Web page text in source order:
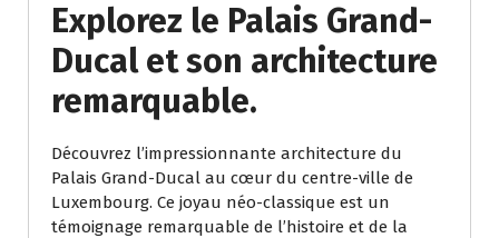
Explorez le Palais Grand-
Ducal et son architecture
remarquable.
Découvrez l’impressionnante architecture du
Palais Grand-Ducal au cœur du centre-ville de
Luxembourg. Ce joyau néo-classique est un
témoignage remarquable de l’histoire et de la